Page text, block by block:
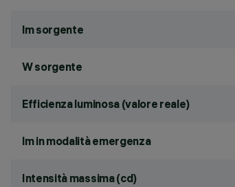
lm sorgente
W sorgente
Efficienza luminosa (valore reale)
lm in modalità emergenza
Intensità massima (cd)